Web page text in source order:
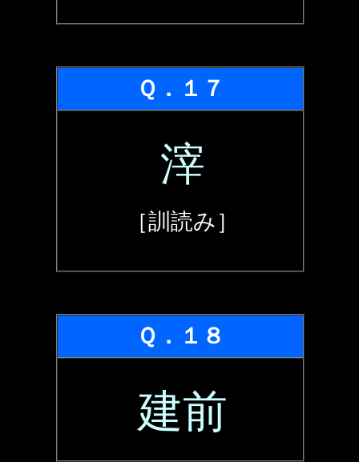
Ｑ．１７
滓
［訓読み］
Ｑ．１８
建前